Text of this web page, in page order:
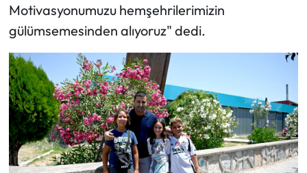
Motivasyonumuzu hemşehrilerimizin
gülümsemesinden alıyoruz" dedi.